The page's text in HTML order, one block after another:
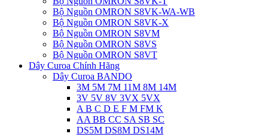
Bộ Nguồn OMRON S8VK-WA-WB
Bộ Nguồn OMRON S8VK-X
Bộ Nguồn OMRON S8VM
Bộ Nguồn OMRON S8VS
Bộ Nguồn OMRON S8VT
Dây Curoa Chính Hãng
Dây Curoa BANDO
3M 5M 7M 11M 8M 14M
3V 5V 8V 3VX 5VX
A B C D E F M FM K
AA BB CC SA SB SC
DS5M DS8M DS14M